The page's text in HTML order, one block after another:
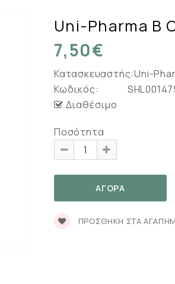
Uni-Pharma B
7,50€
Κατασκευαστής:Uni-
Κωδικός:
Διαθέσιμο
Ποσότητα
ΠΡΟΣΘΉΚΗ ΣΤΑ